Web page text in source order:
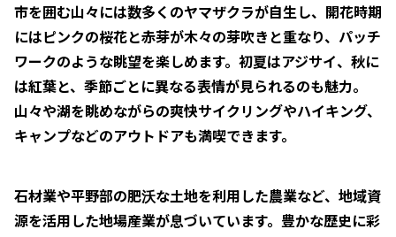
市を囲む山々には数多くのヤマザクラが自生し、開花時期
にはピンクの桜花と赤芽が木々の芽吹きと重なり、パッチ
ワークのような眺望を楽しめます。初夏はアジサイ、秋に
は紅葉と、季節ごとに異なる表情が見られるのも魅力。
山々や湖を眺めながらの爽快サイクリングやハイキング、
キャンプなどのアウトドアも満喫できます。
石材業や平野部の肥沃な土地を利用した農業など、地域資
源を活用した地場産業が息づいています。豊かな歴史に彩